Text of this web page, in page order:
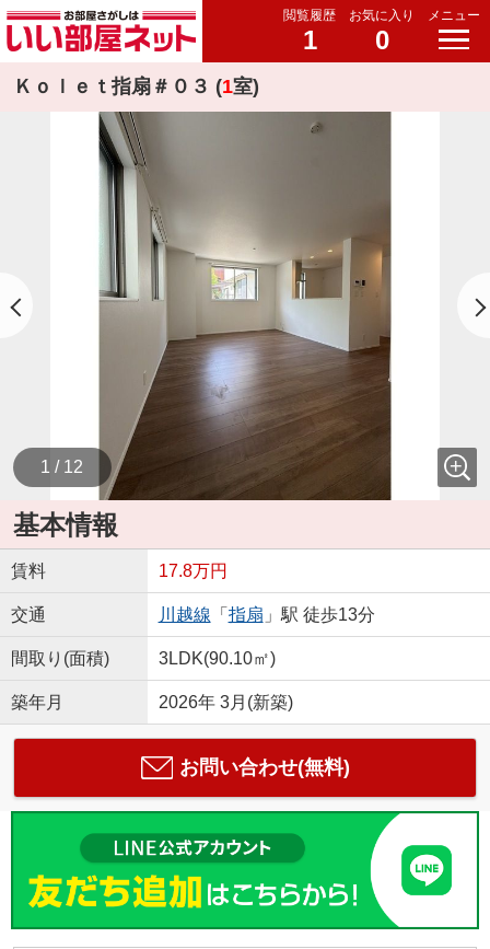
閲覧履歴
1
お気に入り
0
メニュー
Ｋｏｌｅｔ指扇＃０３ (1室)
1 / 12
基本情報
賃料 17.8万円
交通 川越線 「 指扇 」駅 徒歩13分
間取り(面積) 3LDK(90.10㎡)
築年月 2026年 3月(新築)
お問い合わせ(無料)